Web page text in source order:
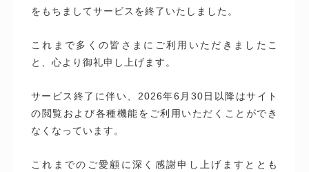
をもちましてサービスを終了いたしました。
これまで多くの皆さまにご利用いただきましたこ
と、心より御礼申し上げます。
サービス終了に伴い、2026年6月30日以降はサイト
の閲覧および各種機能をご利用いただくことができ
なくなっています。
これまでのご愛顧に深く感謝申し上げますととも